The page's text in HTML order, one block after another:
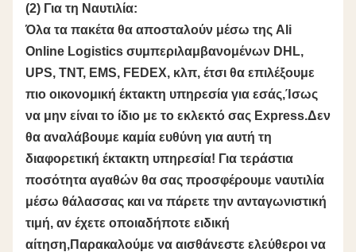
(2) Για τη Ναυτιλία:
Όλα τα πακέτα θα αποσταλούν μέσω της Ali
Online Logistics συμπεριλαμβανομένων DHL,
UPS, TNT, EMS, FEDEX, κλπ, έτσι θα επιλέξουμε
πιο οικονομική έκτακτη υπηρεσία για εσάς,Ίσως
να μην είναι το ίδιο με το εκλεκτό σας Express.Δεν
θα αναλάβουμε καμία ευθύνη για αυτή τη
διαφορετική έκτακτη υπηρεσία! Για τεράστια
ποσότητα αγαθών θα σας προσφέρουμε ναυτιλία
μέσω θάλασσας και να πάρετε την ανταγωνιστική
τιμή, αν έχετε οποιαδήποτε ειδική
αίτηση,Παρακαλούμε να αισθάνεστε ελεύθεροι να